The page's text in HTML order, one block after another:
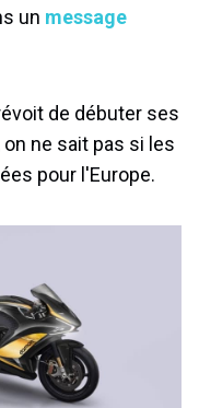
un message
de débuter ses
ne sait pas si les
pour l'Europe.